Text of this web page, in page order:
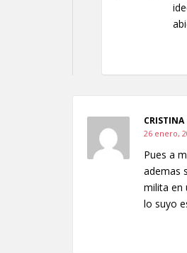
CRISTINA
26 enero,
Pues a
ademas
milita en
lo suyo